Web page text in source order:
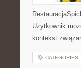
Użytkownik
kontekst
CATEGORIES: